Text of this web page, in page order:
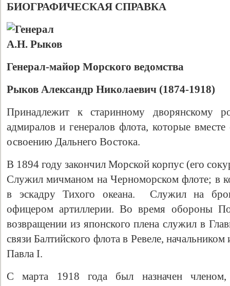
БИОГРАФИЧЕСКАЯ СПРАВКА
Генерал-майор Морского ведомства
Рыков Александр Николаевич (1874-1918)
Принадлежит к старинному дворянскому
адмиралов и генералов флота, которые
освоению Дальнего Востока.
В 1894 году закончил Морской корпус (его
Служил мичманом на Черноморском флоте; в
в эскадру Тихого океана. Служил на
офицером артиллерии. Во время обороны
возвращении из японского плена служил в
связи Балтийского флота в Ревеле,
Павла I.
С марта 1918 года был назначен